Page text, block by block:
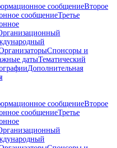
сообщениеВторое
сообщениеТретье
Спонсоры и
датыТематический
Дополнительная
сообщениеВторое
сообщениеТретье